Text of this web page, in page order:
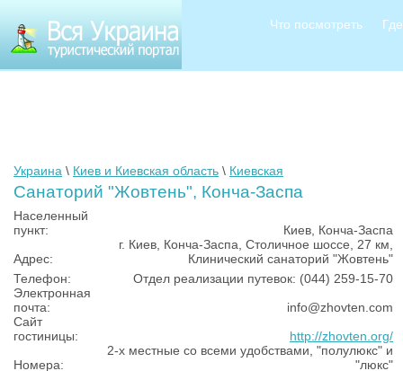
Что посмотреть
Украина \ Киев и Киевская область \ Киевская
Санаторий "Жовтень", Конча-Заспа
Населенный
пункт:
Киев, Конча-Заспа
Адрес:
г. Киев, Конча-Заспа, Столичное шоссе, 27 км,
Клинический санаторий "Жовтень"
Телефон:
Отдел реализации путевок: (044) 259-15-70
Электронная
почта:
info@zhovten.com
Сайт
гостиницы:
http://zhovten.org/
Номера:
2-х местные со всеми удобствами, "полулюкс" и
"люкс"